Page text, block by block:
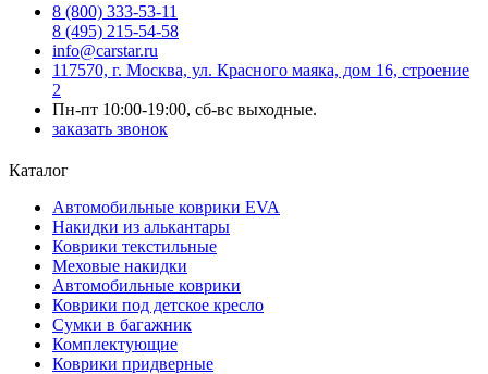
8 (800) 333-53-11
8 (495) 215-54-58
info@carstar.ru
117570, г. Москва, ул. Красного маяка, дом 16, строение
2
Пн-пт 10:00-19:00, сб-вс выходные.
заказать звонок
Каталог
Автомобильные коврики EVA
Накидки из алькантары
Коврики текстильные
Меховые накидки
Автомобильные коврики
Коврики под детское кресло
Сумки в багажник
Комплектующие
Коврики придверные